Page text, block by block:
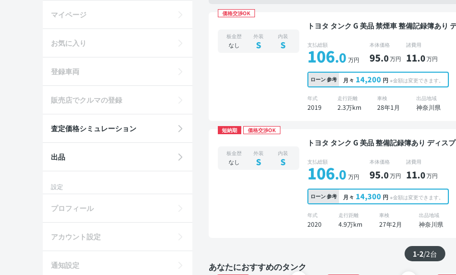
価格交渉OK
トヨタ タンク G 美品 禁煙車 整備記録簿あり ディスプレイオーディオ ※ナビキットあり TV 後席
電動スライドドア
板金歴
なし
外装
S
内装
S 支払総額
106.0 万円
本体価格
95.0万円
諸費用
11.0万円
ローン参考 月々 14,200 円 ※金額は変更できます。
年式
2019
走行距離
2.3万km
車検
28年1月
出品地域
神奈川県
短納期 価格交渉OK
トヨタ タンク G 美品 整備記録簿あり ディスプレイオーディオ ※ナビキットあり TV オートクルー
板金歴
なし
外装
S
内装
S 支払総額
106.0 万円
本体価格
95.0万円
諸費用
11.0万円
ローン参考 月々 14,300 円 ※金額は変更できます。
年式
2020
走行距離
4.9万km
車検
27年2月
出品地域
神奈川県
1-2/2台
あなたにおすすめのタンク
マイページ
お気に入り
登録車両
販売店でクルマの登録
査定価格シミュレーション
出品
設定
プロフィール
アカウント設定
通知設定